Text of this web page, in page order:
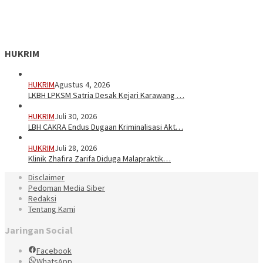
HUKRIM
HUKRIMAgustus 4, 2026
LKBH LPKSM Satria Desak Kejari Karawang …
HUKRIMJuli 30, 2026
LBH CAKRA Endus Dugaan Kriminalisasi Akt…
HUKRIMJuli 28, 2026
Klinik Zhafira Zarifa Diduga Malapraktik…
Disclaimer
Pedoman Media Siber
Redaksi
Tentang Kami
Jaringan Social
Facebook